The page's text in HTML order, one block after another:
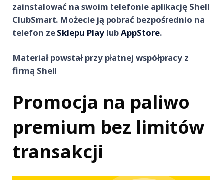
zainstalować na swoim telefonie aplikację Shell
ClubSmart. Możecie ją pobrać bezpośrednio na
telefon ze Sklepu Play lubAppStore.
Materiał powstał przy płatnej współpracy z
firmą Shell
Promocja na paliwo
premium bez limitów
transakcji